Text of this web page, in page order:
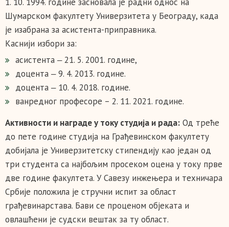
Шумарском факултету Универзитета у Београду, када
је изабрана за асистента-приправника.
Каснији избори за:
асистента ‒ 21. 5. 2001. године,
доцента ‒ 9. 4. 2013. године.
доцента ‒ 10. 4. 2018. године.
ванредног професоре – 2. 11. 2021. године.
Активности и награде у току студија и рада: Од треће
до пете године студија на Грађевинском факултету
добијала је Универзитетску стипендију као један од
три студента са најбољим просеком оцена у току прве
две године факултета. У Савезу инжењера и техничара
Србије положила је стручни испит за област
грађевинарстава. Бави се проценом објеката и
овлашћени је судски вештак за ту област.